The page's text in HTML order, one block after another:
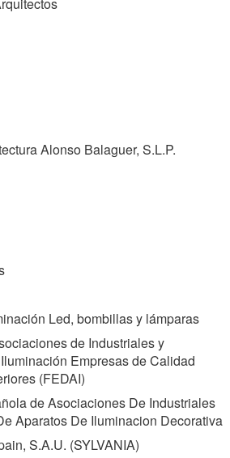
Alonso Balaguer, S.L.P.
Led, bombillas y lámparas
de Industriales y
Empresas de Calidad
(FEDAI)
de Asociaciones De Industriales
Aparatos De Iluminacion Decorativa
S.A.U. (SYLVANIA)